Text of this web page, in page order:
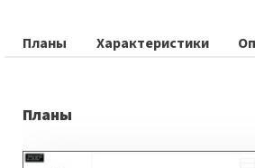
Планы Характеристики
Планы